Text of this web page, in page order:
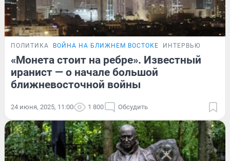
ПОЛИТИКА ВОЙНА НА БЛИЖНЕМ ВОСТОКЕ ИНТЕРВЬЮ
«Монета стоит на ребре». Известный
иранист — о начале большой
ближневосточной войны
24 июня, 2025, 11:00 1 800 Обсудить